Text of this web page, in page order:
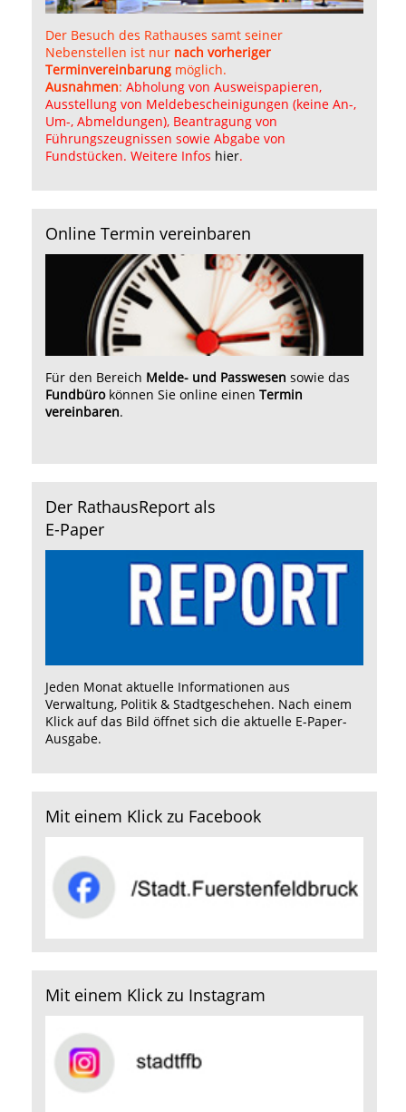
Der Besuch des Rathauses samt seiner
Nebenstellen ist nur nach vorheriger
Terminvereinbarung möglich.
Ausnahmen: Abholung von Ausweispapieren,
Ausstellung von Meldebescheinigungen (keine An-,
Um-, Abmeldungen), Beantragung von
Führungszeugnissen sowie Abgabe von
Fundstücken. Weitere Infos hier.
Online Termin vereinbaren
Für den Bereich Melde- und Passwesen sowie das
Fundbürokönnen Sie online einen Termin
vereinbaren.
Der RathausReport als
E-Paper
Jeden Monat aktuelle Informationen aus
Verwaltung, Politik & Stadtgeschehen. Nach einem
Klick auf das Bild öffnet sich die aktuelle E-Paper-
Ausgabe.
Mit einem Klick zu Facebook
Mit einem Klick zu Instagram